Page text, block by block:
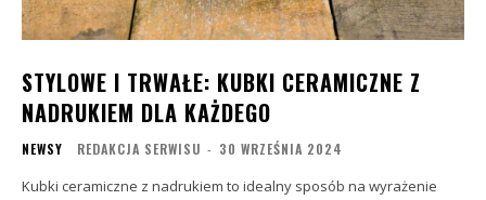
STYLOWE I TRWAŁE: KUBKI CERAMICZNE Z
NADRUKIEM DLA KAŻDEGO
NEWSY REDAKCJA SERWISU - 30 WRZEŚNIA 2024
Kubki ceramiczne z nadrukiem to idealny sposób na wyrażenie